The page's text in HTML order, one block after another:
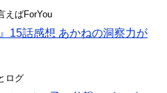
えばForYou
15話感想 あかねの洞察力が
ログ